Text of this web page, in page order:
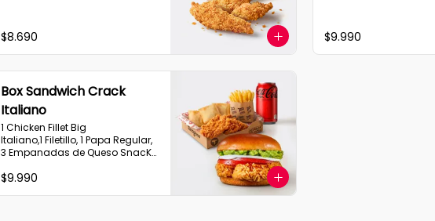
$8.690 $9.990
Box Sandwich Crack
Italiano
1 Chicken Fillet Big
Italiano,1 Filetillo, 1 Papa Regular,
3 Empanadas de Queso SnacK,
$9.990